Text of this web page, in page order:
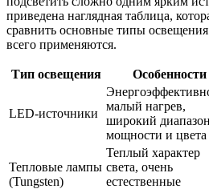
приведена наглядная таблица,
сравнить основные типы
всего применяются.
Тип освещения Особенности
LED-источники
малый нагрев,
широкий диапазон
мощности и цвета
Тепловые лампы
(Tungsten)
Теплый характер
света, очень
естественные